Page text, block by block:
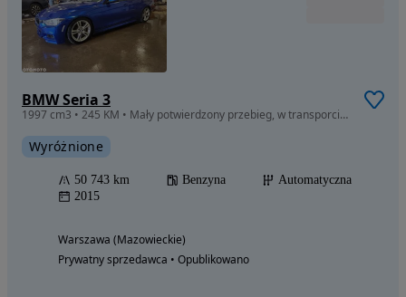
BMW Seria 3
1997 cm3 • 245 KM • Mały potwierdzony przebieg, w transporcie do Polski
Wyróżnione
50 743 km Benzyna
Automatyczna
2015
Warszawa (Mazowieckie)
Prywatny sprzedawca • Opublikowano